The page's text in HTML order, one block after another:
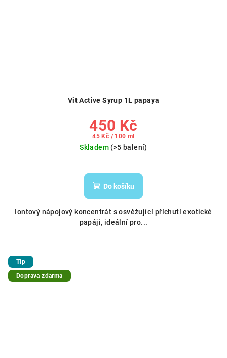
Vit Active Syrup 1L papaya
450 Kč
Měrná
45 Kč / 100 ml
Skladem (>5 balení)
Do košíku
Iontový nápojový koncentrát s osvěžující příchutí exotické
papáji, ideální pro...
Tip
Doprava zdarma